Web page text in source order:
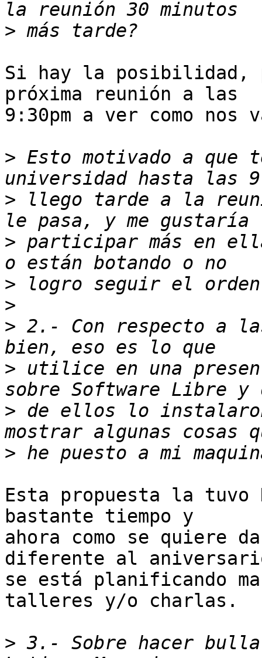
>
Si hay la posibilidad,
próxima reunión a las
9:30pm a ver como nos
> Esto motivado a que
> llego tarde a la
> participar más en
>
>
> 2.- Con respecto a
> utilice en una
> de ellos lo
>
Esta propuesta la tuvo
bastante tiempo y
ahora como se quiere
diferente al
se está planificando
talleres y/o charlas.
> 3.- Sobre hacer